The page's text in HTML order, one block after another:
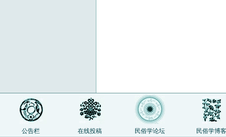
公告栏 在线投稿 民俗学论坛 民俗学博客